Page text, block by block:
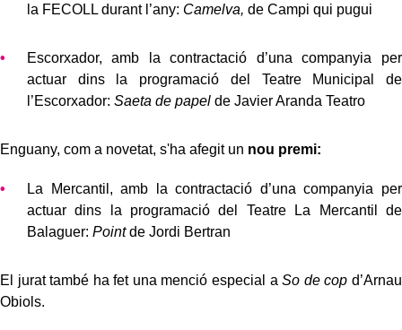
la FECOLL durant l’any: Camelva, de Campi qui pugui
Escorxador, amb la contractació d’una companyia per
actuar dins la programació del Teatre Municipal de
l’Escorxador: Saeta de papel de Javier Aranda Teatro
Enguany, com a novetat, s'ha afegit un nou premi:
La Mercantil, amb la contractació d’una companyia per
actuar dins la programació del Teatre La Mercantil de
Balaguer: Pointde Jordi Bertran
El jurat també ha fet una menció especial aSo de cop d’Arnau
Obiols.